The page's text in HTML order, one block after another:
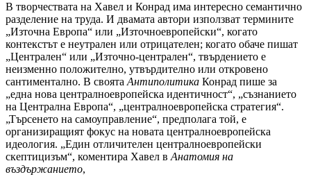
В творчествата на Хавел и Конрад има интересно семантично
разделение на труда. И двамата автори използват термините
„Източна Европа“ или „Източноевропейски“, когато
контекстът е неутрален или отрицателен; когато обаче пишат
„Централен“ или „Източно-централен“, твърдението е
неизменно положително, утвърдително или откровено
сантиментално. В своята Антиполитика Конрад пише за
„една нова централноевропейска идентичност“, „съзнанието
на Централна Европа“, „централноевропейска стратегия“.
„Търсенето на самоуправление“, предполага той, е
организиращият фокус на новата централноевропейска
идеология. „Един отличителен централноевропейски
скептицизъм“, коментира Хавел в Анатомия на
въздържанието,